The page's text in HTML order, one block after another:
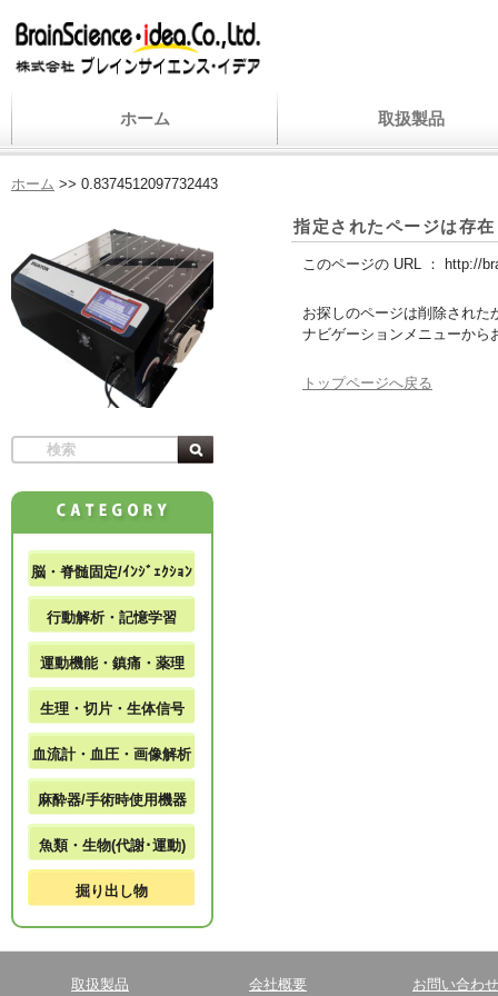
ホーム 取扱製品
ホーム >> 0.8374512097732443
指定されたページは存
このページの URL ： http://
お探しのページは削除された
ナビゲーションメニューから
トップページへ戻る
脳・脊髄固定/ｲﾝｼﾞｪｸｼｮﾝ
行動解析・記憶学習
運動機能・鎮痛・薬理
生理・切片・生体信号
血流計・血圧・画像解析
麻酔器/手術時使用機器
魚類・生物(代謝･運動)
掘り出し物
取扱製品 会社概要 お問い合わせ